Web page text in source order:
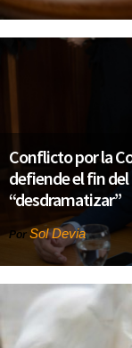
Conflicto por la
defiende el fin
“desdramatizar”
Por Sol Devia